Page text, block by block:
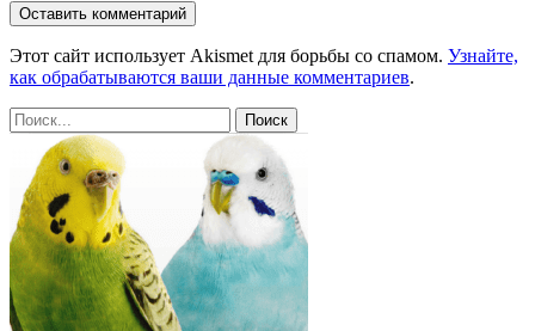
Этот сайт использует Akismet для борьбы со спамом. Узнайте,
как обрабатываются ваши данные комментариев.